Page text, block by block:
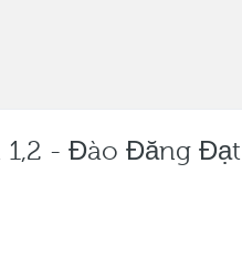
1,2 - Đào Đăng Đạt